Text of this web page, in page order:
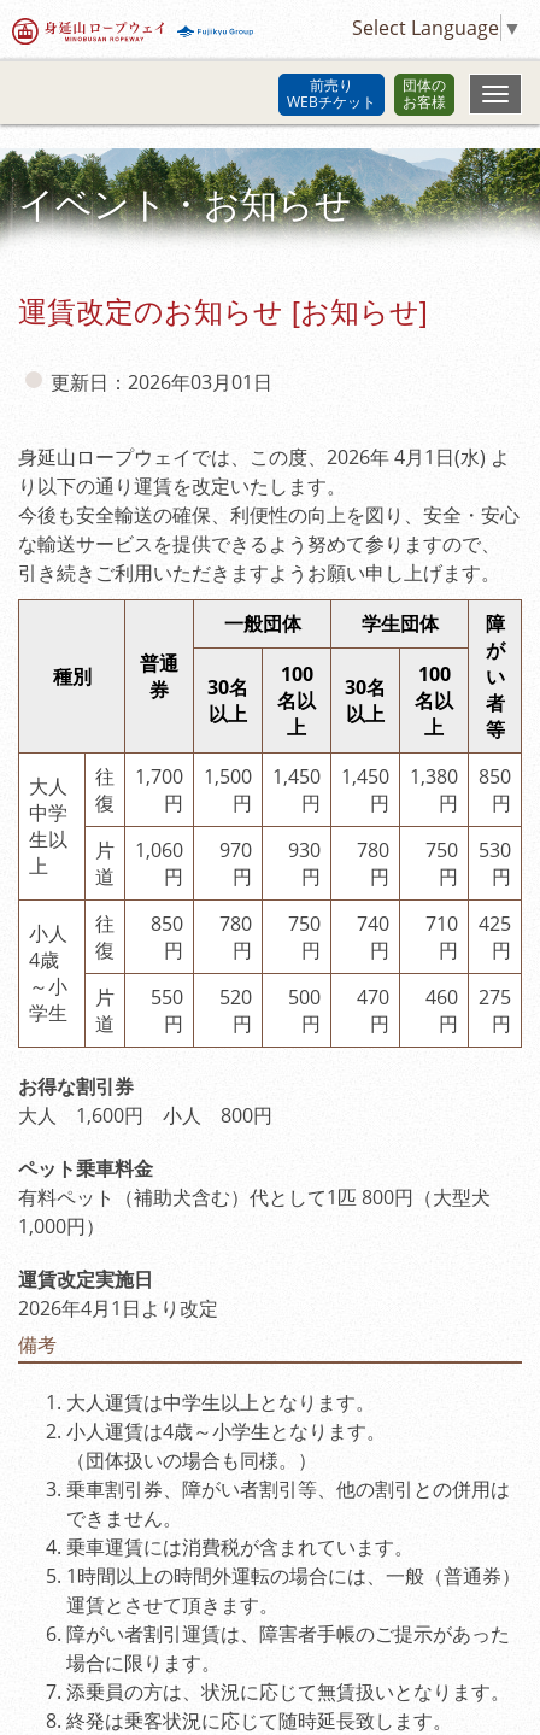
Select Language ▼
前売り
WEBチケット
団体の
お客様
イベント・お知らせ
運賃改定のお知らせ [お知らせ]
更新日：2026年03月01日
身延山ロープウェイでは、この度、2026年 4月1日(水) よ
り以下の通り運賃を改定いたします。
今後も安全輸送の確保、利便性の向上を図り、安全・安心
な輸送サービスを提供できるよう努めて参りますので、
引き続きご利用いただきますようお願い申し上げます。
種別
普通
券
一般団体 学生団体
障
が
い
者
等
30名
以上
100
名以
上
30名
以上
100
名以
上
大人
中学
生以
上
往
復
1,700
円
1,500
円
1,450
円
1,450
円
1,380
円
850
円
片
道
1,060
円
970
円
930
円
780
円
750
円
530
円
小人
4歳
～小
学生
往
復
850
円
780
円
750
円
740
円
710
円
425
円
片
道
550
円
520
円
500
円
470
円
460
円
275
円
お得な割引券
大人 1,600円 小人 800円
ペット乗車料金
有料ペット（補助犬含む）代として1匹 800円（大型犬
1,000円）
運賃改定実施日
2026年4月1日より改定
備考
大人運賃は中学生以上となります。
小人運賃は4歳～小学生となります。
（団体扱いの場合も同様。）
乗車割引券、障がい者割引等、他の割引との併用は
できません。
乗車運賃には消費税が含まれています。
1時間以上の時間外運転の場合には、一般（普通券）
運賃とさせて頂きます。
障がい者割引運賃は、障害者手帳のご提示があった
場合に限ります。
添乗員の方は、状況に応じて無賃扱いとなります。
終発は乗客状況に応じて随時延長致します。